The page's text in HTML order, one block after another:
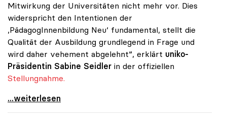
Mitwirkung der Universitäten nicht mehr vor. Dies
widerspricht den Intentionen der
,PädagogInnenbildung Neu‘ fundamental, stellt die
Qualität der Ausbildung grundlegend in Frage und
wird daher vehement abgelehnt“, erklärt uniko-
Präsidentin Sabine Seidler in der offiziellen
Stellungnahme.
Quereinsteiger-Studium: uniko fordert Einbindung
...weiterlesen